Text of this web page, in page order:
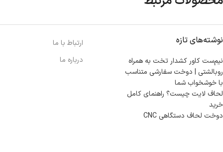
نوشته‌های تازه
نیم‌ست کاور کشدار تخت به همراه
روبالشتی | دوخت سفارشی متناسب
با خوشخواب شما
لحاف لایت چیست؟ راهنمای کامل
خرید
دوخت لحاف دستگاهی CNC
ارتباط با ما
درباره ما